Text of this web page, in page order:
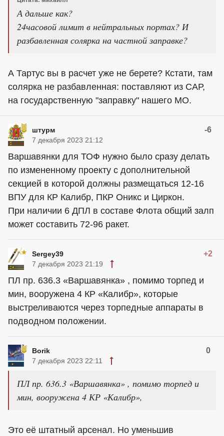
А дальше как?
24часовой лимит в нейтральных портах? И
разбавленная солярка на частной заправке?
А Тартус вы в расчет уже не берете? Кстати, там
солярка не разбавленная: поставляют из САР,
на государственную "заправку" нашего МО.
штурм -6
7 декабря 2023 21:12
Варшавянки для ТОФ нужно было сразу делать
по измененному проекту с дополнительной
секцией в которой должны размещаться 12-16
ВПУ для КР Калибр, ПКР Оникс и Циркон.
При наличии 6 ДПЛ в составе Флота общий залп
может составить 72-96 ракет.
Sergey39 +2
7 декабря 2023 21:19
ПЛ пр. 636.3 «Варшавянка» , помимо торпед и
мин, вооружена 4 КР «Калибр», которые
выстреливаются через торпедные аппараты в
подводном положении.
Borik 0
7 декабря 2023 22:11
ПЛ пр. 636.3 «Варшавянка» , помимо торпед и
мин, вооружена 4 КР «Калибр»,
Это её штатный арсенал. Но уменьшив